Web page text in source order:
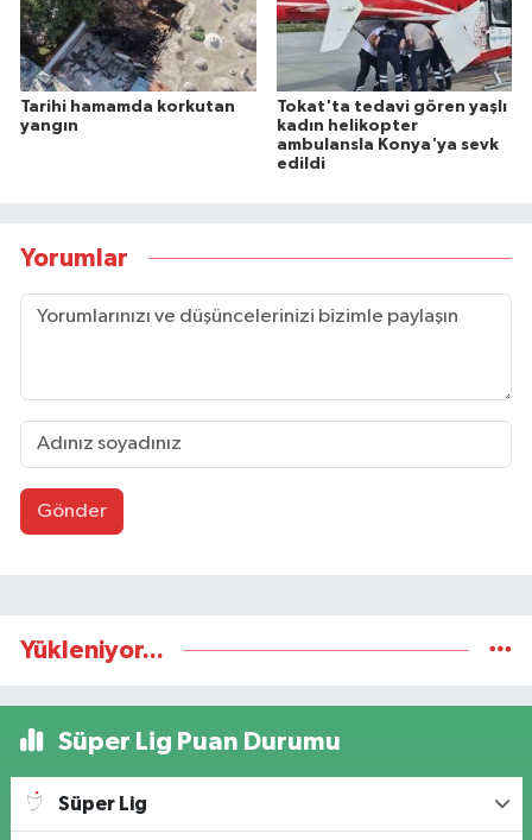
Tarihi hamamda korkutan
yangın
Tokat'ta tedavi gören yaşlı
kadın helikopter
ambulansla Konya'ya sevk
edildi
Yorumlar
Gönder
Yükleniyor...
Süper Lig Puan Durumu
Süper Lig